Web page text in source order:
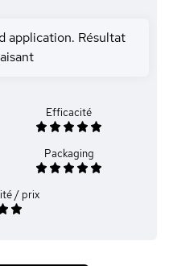
application. Résultat
Efficacité
Packaging
/ prix